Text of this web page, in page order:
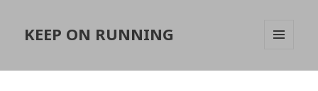
KEEP ON RUNNING